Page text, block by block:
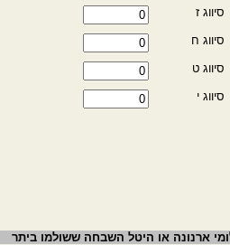
סיווג ז
סיווג ח
סיווג ט
סיווג י
ארנונה או היטל השבחה ששולמו ביתר